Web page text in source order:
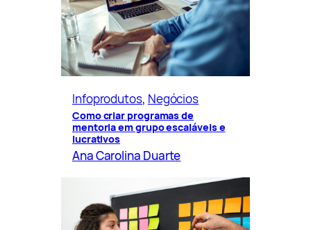
Infoprodutos, Negócios
Como criar programas de
mentoria em grupo escaláveis e
lucrativos
Ana Carolina Duarte